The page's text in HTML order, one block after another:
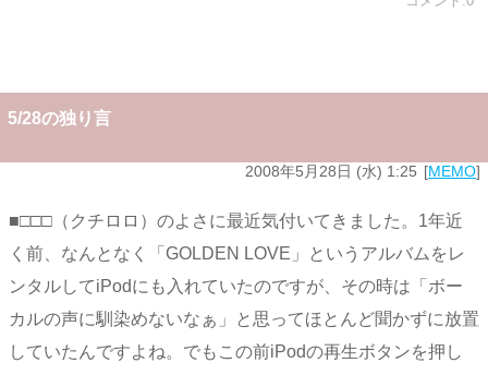
5/28の独り言
2008年5月28日 (水) 1:25 MEMO
■□□□（クチロロ）のよさに最近気付いてきました。1年近
く前、なんとなく「GOLDEN LOVE」というアルバムをレ
ンタルしてiPodにも入れていたのですが、その時は「ボー
カルの声に馴染めないなぁ」と思ってほとんど聞かずに放置
していたんですよね。でもこの前iPodの再生ボタンを押し